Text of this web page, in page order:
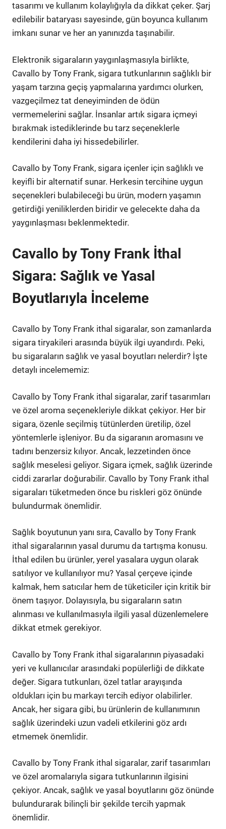
tasarımı ve kullanım kolaylığıyla da dikkat çeker. Şarj
edilebilir bataryası sayesinde, gün boyunca kullanım
imkanı sunar ve her an yanınızda taşınabilir.
Elektronik sigaraların yaygınlaşmasıyla birlikte,
Cavallo by Tony Frank, sigara tutkunlarının sağlıklı bir
yaşam tarzına geçiş yapmalarına yardımcı olurken,
vazgeçilmez tat deneyiminden de ödün
vermemelerini sağlar. İnsanlar artık sigara içmeyi
bırakmak istediklerinde bu tarz seçeneklerle
kendilerini daha iyi hissedebilirler.
Cavallo by Tony Frank, sigara içenler için sağlıklı ve
keyifli bir alternatif sunar. Herkesin tercihine uygun
seçenekleri bulabileceği bu ürün, modern yaşamın
getirdiği yeniliklerden biridir ve gelecekte daha da
yaygınlaşması beklenmektedir.
Cavallo by Tony Frank İthal
Sigara: Sağlık ve Yasal
Boyutlarıyla İnceleme
Cavallo by Tony Frank ithal sigaralar, son zamanlarda
sigara tiryakileri arasında büyük ilgi uyandırdı. Peki,
bu sigaraların sağlık ve yasal boyutları nelerdir? İşte
detaylı incelememiz:
Cavallo by Tony Frank ithal sigaralar, zarif tasarımları
ve özel aroma seçenekleriyle dikkat çekiyor. Her bir
sigara, özenle seçilmiş tütünlerden üretilip, özel
yöntemlerle işleniyor. Bu da sigaranın aromasını ve
tadını benzersiz kılıyor. Ancak, lezzetinden önce
sağlık meselesi geliyor. Sigara içmek, sağlık üzerinde
ciddi zararlar doğurabilir. Cavallo by Tony Frank ithal
sigaraları tüketmeden önce bu riskleri göz önünde
bulundurmak önemlidir.
Sağlık boyutunun yanı sıra, Cavallo by Tony Frank
ithal sigaralarının yasal durumu da tartışma konusu.
İthal edilen bu ürünler, yerel yasalara uygun olarak
satılıyor ve kullanılıyor mu? Yasal çerçeve içinde
kalmak, hem satıcılar hem de tüketiciler için kritik bir
önem taşıyor. Dolayısıyla, bu sigaraların satın
alınması ve kullanılmasıyla ilgili yasal düzenlemelere
dikkat etmek gerekiyor.
Cavallo by Tony Frank ithal sigaralarının piyasadaki
yeri ve kullanıcılar arasındaki popülerliği de dikkate
değer. Sigara tutkunları, özel tatlar arayışında
oldukları için bu markayı tercih ediyor olabilirler.
Ancak, her sigara gibi, bu ürünlerin de kullanımının
sağlık üzerindeki uzun vadeli etkilerini göz ardı
etmemek önemlidir.
Cavallo by Tony Frank ithal sigaralar, zarif tasarımları
ve özel aromalarıyla sigara tutkunlarının ilgisini
çekiyor. Ancak, sağlık ve yasal boyutlarını göz önünde
bulundurarak bilinçli bir şekilde tercih yapmak
önemlidir.